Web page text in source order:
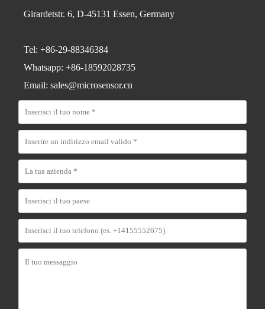
Girardetstr. 6, D-45131 Essen, Germany
Tel: +86-29-88346384
Whatsapp: +86-18592028735
Email: sales@microsensor.cn